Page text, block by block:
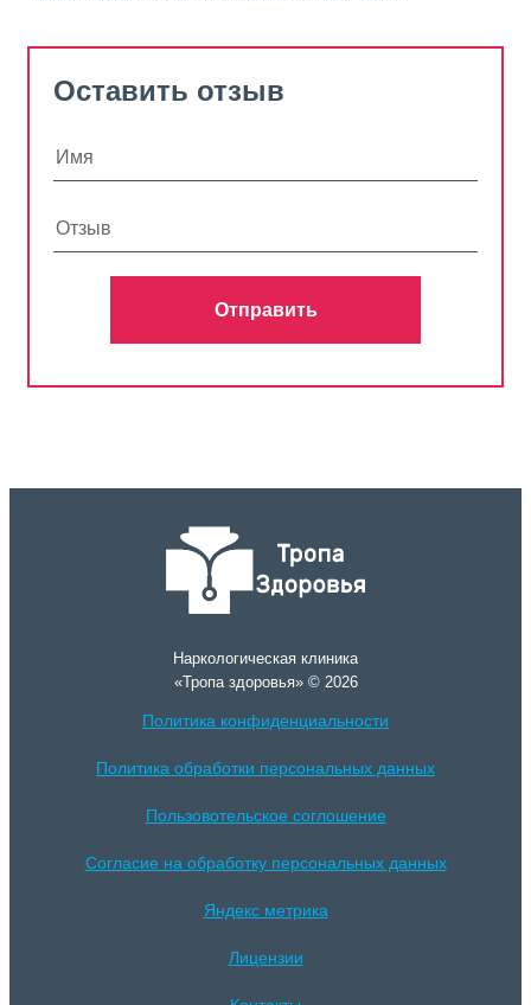
Оставить отзыв
Отправить
Наркологическая клиника
«Тропа здоровья» © 2026
Политика конфиденциальности
Политика обработки персональных данных
Пользовотельское соглошение
Согласие на обработку персональных данных
Яндекс метрика
Лицензии